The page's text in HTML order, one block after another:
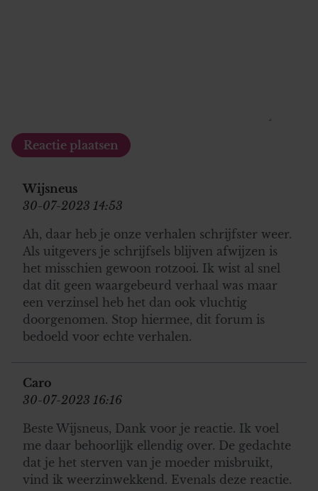
Wijsneus
30-07-2023 14:53
Ah, daar heb je onze verhalen schrijfster weer.
Als uitgevers je schrijfsels blijven afwijzen is
het misschien gewoon rotzooi. Ik wist al snel
dat dit geen waargebeurd verhaal was maar
een verzinsel heb het dan ook vluchtig
doorgenomen. Stop hiermee, dit forum is
bedoeld voor echte verhalen.
Caro
30-07-2023 16:16
Beste Wijsneus, Dank voor je reactie. Ik voel
me daar behoorlijk ellendig over. De gedachte
dat je het sterven van je moeder misbruikt,
vind ik weerzinwekkend. Evenals deze reactie.